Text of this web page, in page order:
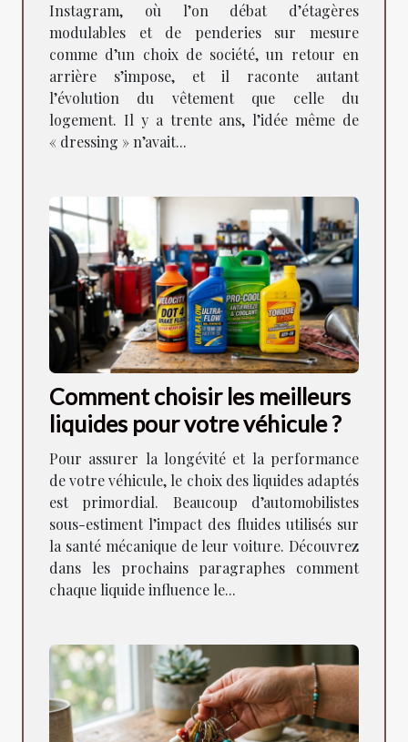
Instagram, où l’on débat d’étagères
modulables et de penderies sur mesure
comme d’un choix de société, un retour en
arrière s’impose, et il raconte autant
l’évolution du vêtement que celle du
logement. Il y a trente ans, l’idée même de
« dressing » n’avait...
Comment choisir les meilleurs
liquides pour votre véhicule ?
Pour assurer la longévité et la performance
de votre véhicule, le choix des liquides adaptés
est primordial. Beaucoup d’automobilistes
sous-estiment l’impact des fluides utilisés sur
la santé mécanique de leur voiture. Découvrez
dans les prochains paragraphes comment
chaque liquide influence le...